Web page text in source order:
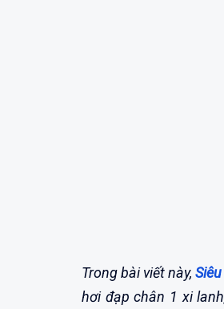
Trong bài viết này,
hơi đạp chân 1 xi